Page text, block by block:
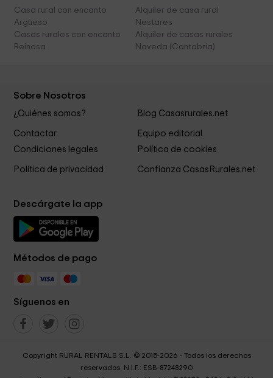
Casa rural con encanto
Argüeso
Alquiler de casa rural
Nestares
Casas rurales con encanto
Reinosa
Alquiler de casas rurales
Naveda (Cantabria)
Sobre Nosotros
¿Quiénes somos? Blog Casasrurales.net
Contactar
Equipo editorial
Condiciones legales
Política de cookies
Política de privacidad Confianza CasasRurales.net
Descárgate la app
Métodos de pago
Síguenos en
Copyright RURAL RENTALS S.L. © 2015-2026 - Todos los derechos
reservados. N.I.F.: ESB-87248290